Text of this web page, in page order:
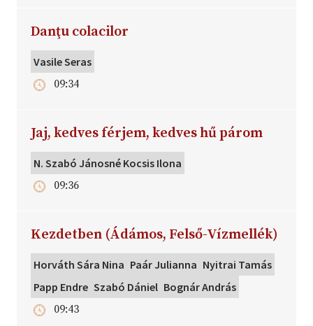
Danţu colacilor
Vasile Seras
09:34
Jaj, kedves férjem, kedves hű párom
N. Szabó Jánosné Kocsis Ilona
09:36
Kezdetben (Ádámos, Felső-Vízmellék)
Horváth Sára Nina Paár Julianna Nyitrai Tamás
Papp Endre Szabó Dániel Bognár András
09:43